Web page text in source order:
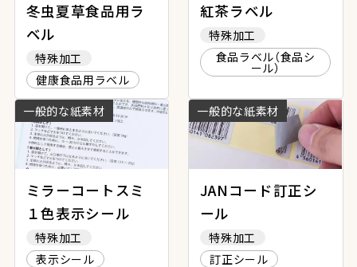
冬虫夏草食品用ラ
ベル
特殊加工
健康食品用ラベル
紅茶ラベル
特殊加工
食品ラベル（食品シ
ール）
一般的な紙素材
ミラーコートスミ
１色表示シール
特殊加工
表示シール
一般的な紙素材
JANコード訂正シ
ール
特殊加工
訂正シール